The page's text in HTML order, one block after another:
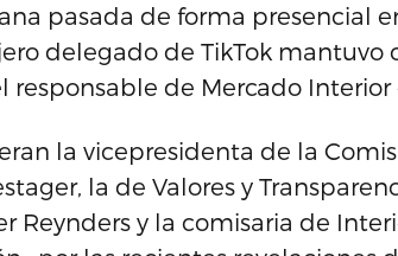
pasada de forma presencial
delegado de TikTok mantuvo
responsable de Mercado
la vicepresidenta de la
la de Valores y
Reynders y la comisaria de